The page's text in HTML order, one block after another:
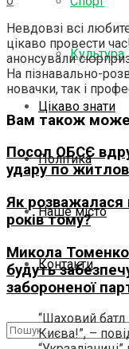
Культура
Цікаво знати
Політика
Наше місто
Контакти
Невдовзі всі
цікаво провести
анонсували
На пізнавально-
новачки, так і
Вам також
Посол ОБСЄ
удару по
Як
років тому?
Микола
будуть
забороненої
“Шаховий
Києва!”, –